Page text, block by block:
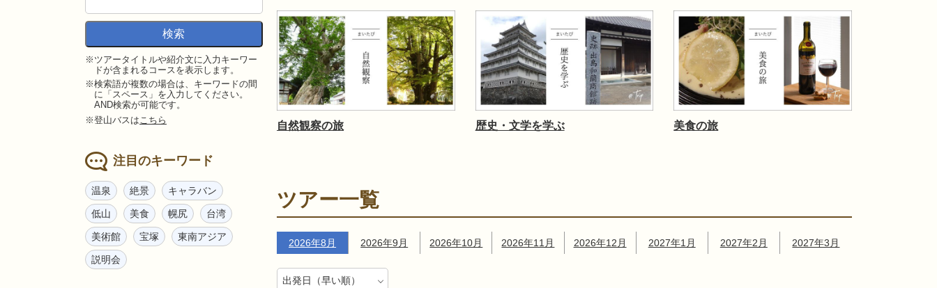
※ツアータイトルや紹介文に入力キーワー
ドが含まれるコースを表示します。
※検索語が複数の場合は、キーワードの間
に「スペース」を入力してください。
AND検索が可能です。
※登山バスはこちら
注目のキーワード
温泉 絶景 キャラバン
低山 美食 幌尻 台湾
美術館 宝塚 東南アジア
説明会
自然観察の旅 歴史・文学を学ぶ 美食の旅
ツアー一覧
2026年8月 2026年9月 2026年10月 2026年11月 2026年12月 2027年1月 2027年2月 2027年3月